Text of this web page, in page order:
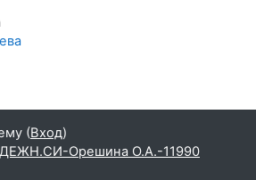
(Вход)
Орешина О.А.-11990